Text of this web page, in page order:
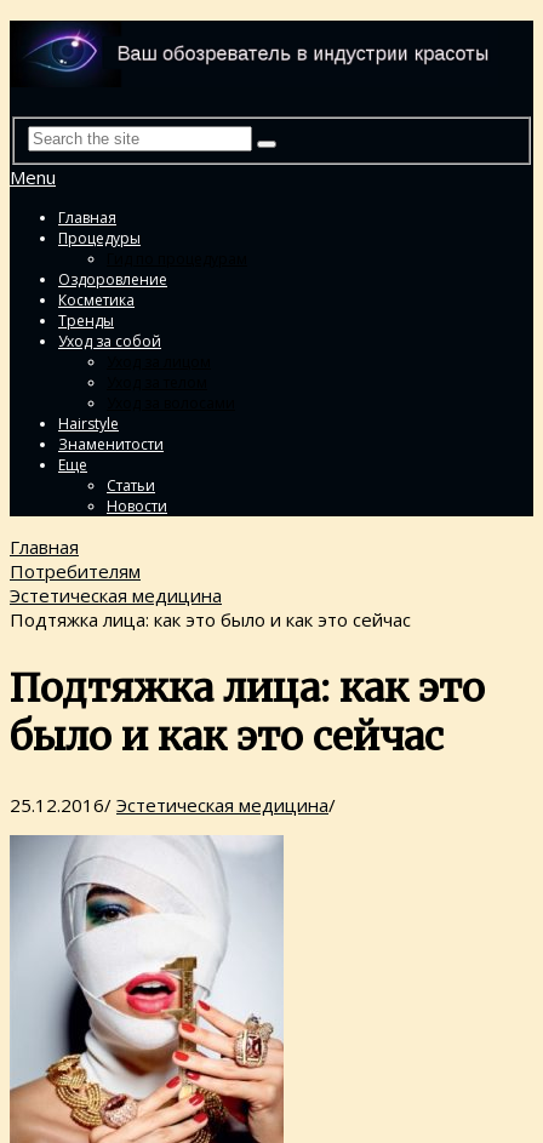
Menu
Главная
Процедуры
Оздоровление
Косметика
Тренды
Уход за собой
Hairstyle
Знаменитости
Еще
Статьи
Новости
Главная
Потребителям
Эстетическая медицина
Подтяжка лица: как это было и как это сейчас
Подтяжка лица: как это
было и как это сейчас
25.12.2016/ Эстетическая медицина/